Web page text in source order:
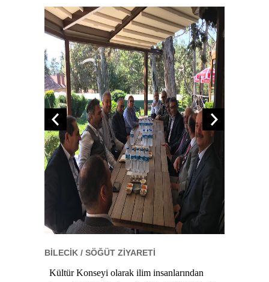
BİLECİK / SÖĞÜT ZİYARETİ
Kültür Konseyi olarak ilim insanlarından